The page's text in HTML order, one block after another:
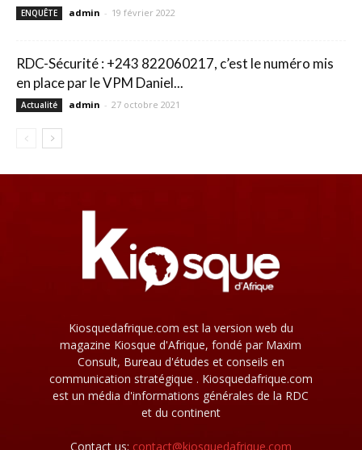
ENQUÊTE admin - 19 février 2022
RDC-Sécurité : +243 822060217, c’est le numéro mis
en place par le VPM Daniel...
Actualité admin - 27 octobre 2021
Kiosquedafrique.com est la version web du
magazine Kiosque d'Afrique, fondé par Maxim
Consult, Bureau d'études et conseils en
communication stratégique . Kiosquedafrique.com
est un média d'informations générales de la RDC
et du continent
Contact us: contact@kiosquedafrique.com